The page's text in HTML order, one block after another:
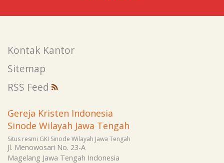
Kontak Kantor
Sitemap
RSS Feed
Gereja Kristen Indonesia
Sinode Wilayah Jawa Tengah
Situs resmi GKI Sinode Wilayah Jawa Tengah
Jl. Menowosari No. 23-A
Magelang Jawa Tengah Indonesia